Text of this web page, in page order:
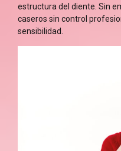
estructura del diente. Sin
caseros sin control
sensibilidad.